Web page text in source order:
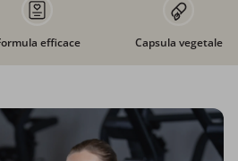
efficace Capsula vegetale